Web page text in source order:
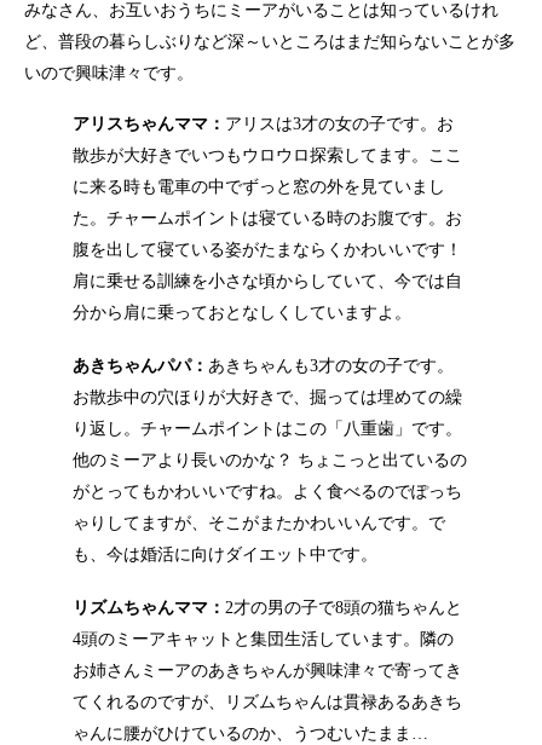
みなさん、お互いおうちにミーアがいることは知っているけれ
ど、普段の暮らしぶりなど深～いところはまだ知らないことが多
いので興味津々です。
アリスちゃんママ： アリスは3才の女の子です。お
散歩が大好きでいつもウロウロ探索してます。ここ
に来る時も電車の中でずっと窓の外を見ていまし
た。チャームポイントは寝ている時のお腹です。お
腹を出して寝ている姿がたまならくかわいいです！
肩に乗せる訓練を小さな頃からしていて、今では自
分から肩に乗っておとなしくしていますよ。
あきちゃんパパ： あきちゃんも3才の女の子です。
お散歩中の穴ほりが大好きで、掘っては埋めての繰
り返し。チャームポイントはこの「八重歯」です。
他のミーアより長いのかな？ ちょこっと出ているの
がとってもかわいいですね。よく食べるのでぽっち
ゃりしてますが、そこがまたかわいいんです。で
も、今は婚活に向けダイエット中です。
リズムちゃんママ： 2才の男の子で8頭の猫ちゃんと
4頭のミーアキャットと集団生活しています。隣の
お姉さんミーアのあきちゃんが興味津々で寄ってき
てくれるのですが、リズムちゃんは貫禄あるあきち
ゃんに腰がひけているのか、うつむいたまま…